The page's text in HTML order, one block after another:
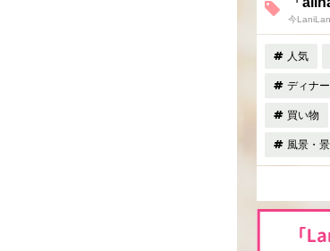
今
人気
ディナー
買い物
風景・